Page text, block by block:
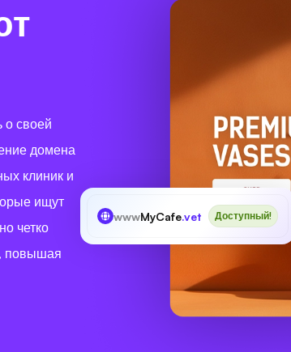
о своей
домена
клиник и
ищут
четко
повышая
wwwMyCafe.vet Доступный!